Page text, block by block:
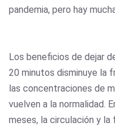
pandemia, pero hay
Los beneficios de dejar
20 minutos disminuye la
las concentraciones de
vuelven a la normalidad.
meses, la circulación y la